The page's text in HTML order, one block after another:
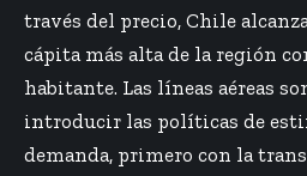
través del precio, Chile
cápita más alta de la región
habitante. Las líneas aéreas
introducir las políticas de
demanda, primero con la